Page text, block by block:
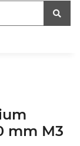
mm M3